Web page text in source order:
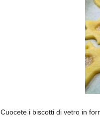
Cuocete i biscotti di vetro in